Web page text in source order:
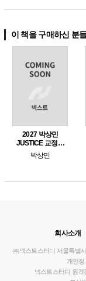
이 책을 구매하신 분
2027 박상민
JUSTICE 교정학
단원별 핵심 1000
제 [교정학편]
박상민
회사소개
㈜넥스트스터디 서울특별
개인정
넥스트스터디 원